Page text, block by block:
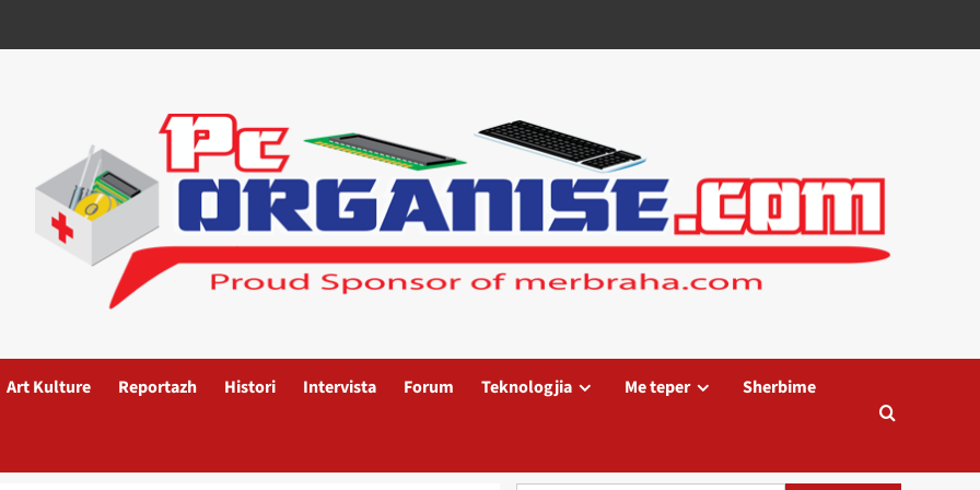
Art Kulture Reportazh Histori Intervista Forum Teknologjia Me teper Sherbime